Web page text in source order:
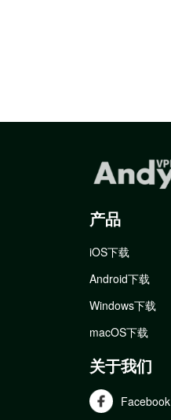
产品
iOS下载
Android下载
Windows下载
macOS下载
关于我们
Facebook